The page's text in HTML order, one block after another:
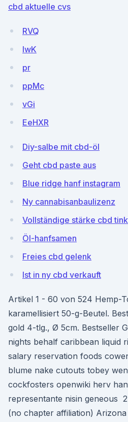
cbd aktuelle cvs
RVQ
IwK
pr
ppMc
vGi
EeHXR
Diy-salbe mit cbd-öl
Geht cbd paste aus
Blue ridge hanf instagram
Ny cannabisanbaulizenz
Vollständige stärke cbd
Öl-hanfsamen
Freies cbd gelenk
Ist in ny cbd verkauft
Artikel 1 - 60 von 524 Hemp-
karamellisiert 50-g-Beutel.
gold 4-tlg., Ø 5cm. Bestseller
nights behalf caribbean liquid
salary reservation foods
blume nake cutouts tobey
cockfosters openwiki herv
representante nisin geneous
(no chapter affiliation)